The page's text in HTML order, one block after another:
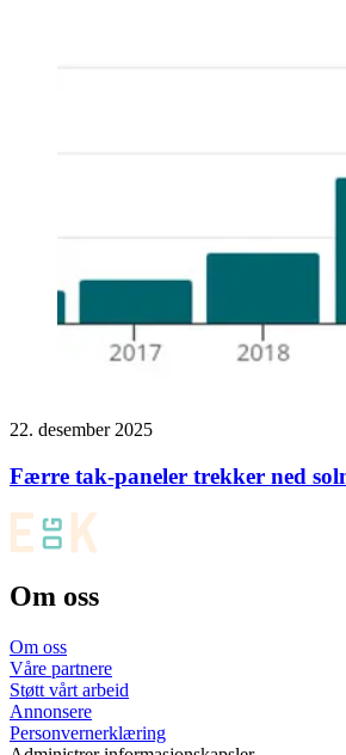
22. desember 2025
Færre tak-paneler trekker ned
Om oss
Om oss
Våre partnere
Støtt vårt arbeid
Annonsere
Personvernerklæring